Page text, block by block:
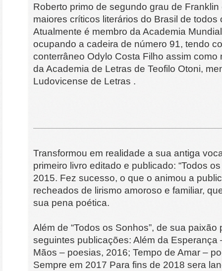
Roberto primo de segundo grau de
maiores críticos literários do Brasil de todos
Atualmente é membro da Academia
ocupando a cadeira de número 91, tendo
conterrâneo Odylo Costa Filho assim como
da Academia de Letras de Teofilo Otoni,
Ludovicense de Letras .
Transformou em realidade a sua antiga
primeiro livro editado e publicado: “Todos
2015. Fez sucesso, o que o animou a
recheados de lirismo amoroso e familiar,
sua pena poética.
Além de “Todos os Sonhos”, de sua
seguintes publicações: Além da Esperança
Mãos – poesias, 2016; Tempo de Amar –
Sempre em 2017 Para fins de 2018 sera